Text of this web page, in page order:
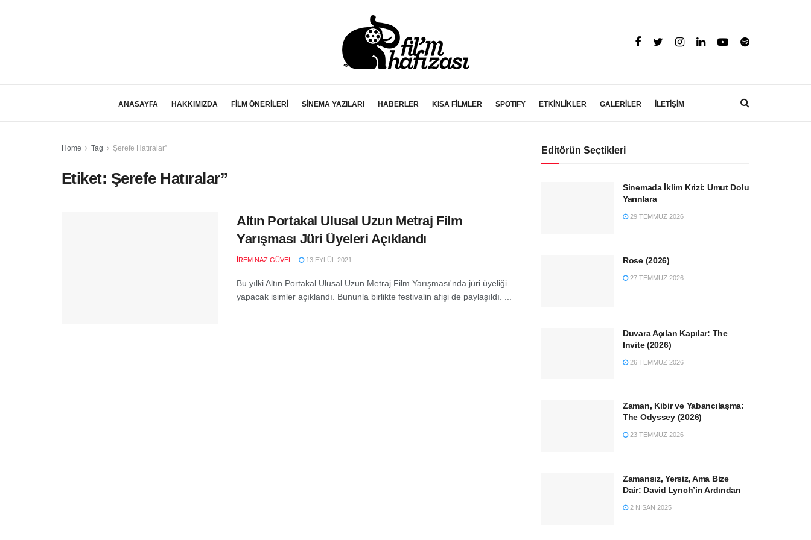
ANASAYFA HAKKIMIZDA FİLM ÖNERİLERİ SİNEMA YAZILARI HABERLER KISA FİLMLER SPOTIFY ETKİNLİKLER GALERİLER İLETİŞİM
Home Tag Şerefe Hatıralar”
Etiket: Şerefe Hatıralar”
Altın Portakal Ulusal Uzun Metraj Film
Yarışması Jüri Üyeleri Açıklandı
İREM NAZ GÜVEL 13 EYLÜL 2021
Bu yılki Altın Portakal Ulusal Uzun Metraj Film Yarışması'nda jüri üyeliği
yapacak isimler açıklandı. Bununla birlikte festivalin afişi de paylaşıldı. ...
Editörün Seçtikleri
Sinemada İklim Krizi: Umut Dolu
Yarınlara
29 TEMMUZ 2026
Rose (2026)
27 TEMMUZ 2026
Duvara Açılan Kapılar: The
Invite (2026)
26 TEMMUZ 2026
Zaman, Kibir ve Yabancılaşma:
The Odyssey (2026)
23 TEMMUZ 2026
Zamansız, Yersiz, Ama Bize
Dair: David Lynch’in Ardından
2 NISAN 2025